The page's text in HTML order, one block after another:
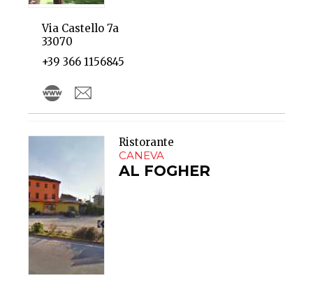
Via Castello 7a
33070
+39 366 1156845
Ristorante
CANEVA
AL FOGHER